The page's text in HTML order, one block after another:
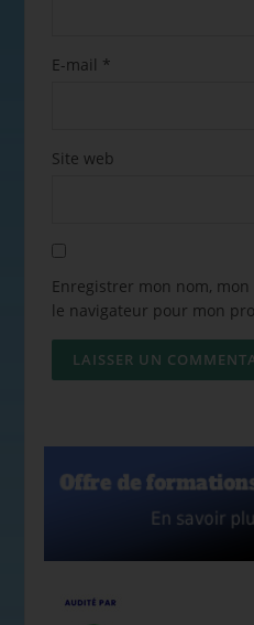
E-mail *
Site web
Enregistrer mon nom,
le navigateur pour mon